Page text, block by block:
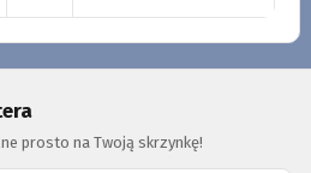
prosto na Twoją skrzynkę!